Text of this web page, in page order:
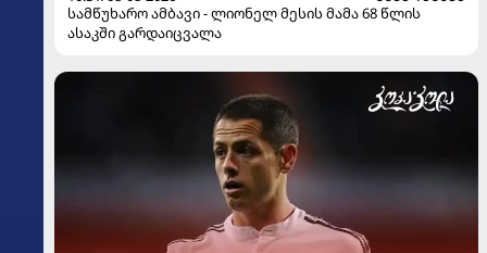
სამწუხარო ამბავი - ლიონელ მესის მამა 68 წლის
ასაკში გარდაიცვალა